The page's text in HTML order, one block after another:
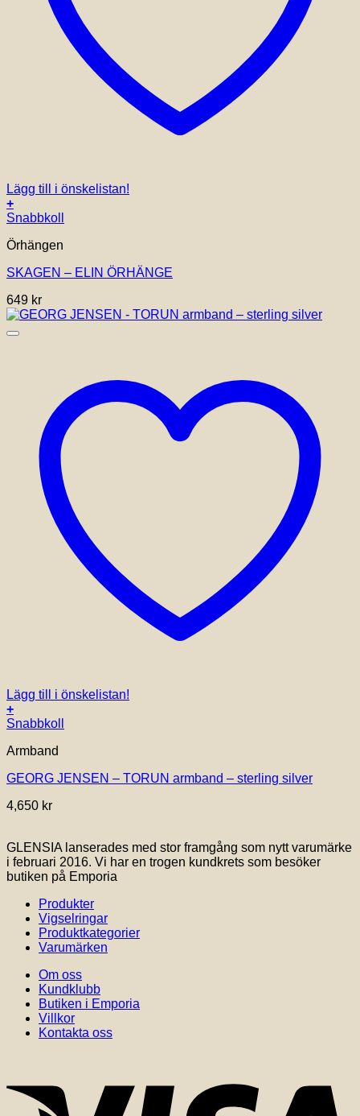
Lägg till i önskelistan!
+
Snabbkoll
Örhängen
SKAGEN – ELIN ÖRHÄNGE
649 kr
Lägg till i önskelistan!
+
Den
produkten
flera
De
kan
väljas
på
produktsidan
Snabbkoll
Armband
GEORG JENSEN – TORUN armband – sterling silver
4,650 kr
GLENSIA lanserades med stor framgång som nytt varumärke
i februari 2016. Vi har en trogen kundkrets som besöker
butiken på Emporia
Produkter
Vigselringar
Produktkategorier
Varumärken
Om oss
Kundklubb
Butiken i Emporia
Villkor
Kontakta oss